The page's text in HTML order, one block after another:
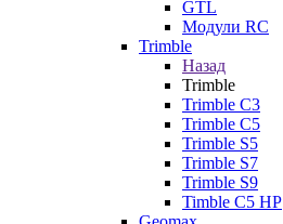
GTL
Модули RC
Trimble
Назад
Trimble
Trimble C3
Trimble C5
Trimble S5
Trimble S7
Trimble S9
Timble C5 HP